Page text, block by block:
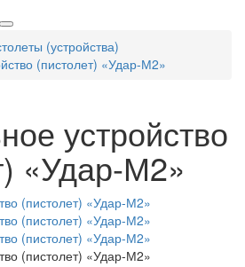
(устройства)
(пистолет) «Удар-М2»
устройство
«Удар-М2»